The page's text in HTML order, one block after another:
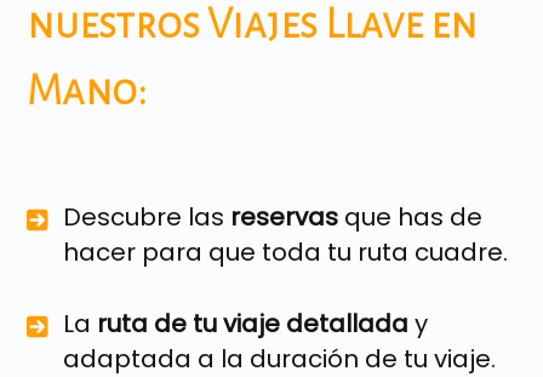
nuestros Viajes Llave en
Mano:
Descubre las reservas que has de
hacer para que toda tu ruta cuadre.
La ruta de tu viaje detallada y
adaptada a la duración de tu viaje.